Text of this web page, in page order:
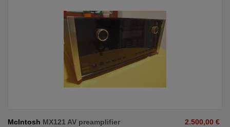
McIntosh MX121 AV preamplifier
2.500,00 €